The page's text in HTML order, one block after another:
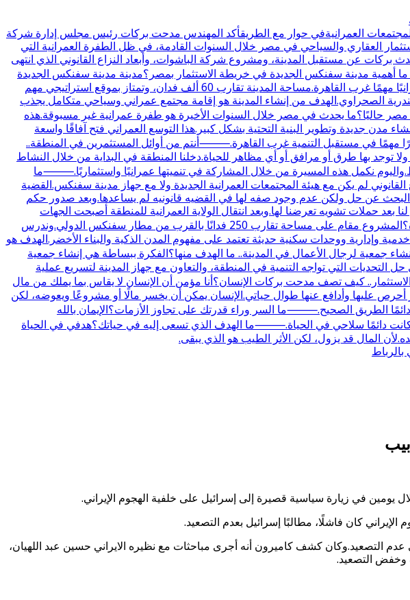
العمرانيةفي حوار مع الطريقأكد المهندس مدحت بركات رئيس مجلس إدارة شركة
العقاري والسياحي في مصر خلال السنوات القادمة، في ظل الطفرة العمرانية التي
بركات عن مستقبل المدينة، ومشروع شركة الباشوات، وأبعاد النزاع القانوني الذي انتهى
أهمية مدينة سفنكس الجديدة في خريطة الاستثمار بمصر؟مدينة مدينة سفنكس الجديدة
تم إنشاؤها بقرار مجلس الوزراء رقم 361 لسنة 2018، وهي واحدة من مدن الجيل الرابع التي تمثل امتدادًا عمرانيًا مهمًا غرب القاهرة.مساحة المدينة تقارب 60 ألف فدان، وتمتاز بموقع استراتيجي مهم
الصحراوي.الهدف من إنشاء المدينة هو إقامة مجتمع عمراني وسياحي متكامل يجذب
حاليًا؟ما يحدث في مصر خلال السنوات الأخيرة هو طفرة عمرانية غير مسبوقة.هذه
مدن جديدة وتطوير البنية التحتية بشكل كبير.هذا التوسع العمراني فتح آفاقًا واسعة
مهمًا في مستقبل التنمية غرب القاهرة.⸻أنتم من أوائل المستثمرين في المنطقة..
كانت المنطقة صحراء بالكامل ولا توجد بها طرق أو مرافق أو أي مظاهر للحياة.دخلنا المنطقة في البداية من خلال النشاط
نكمل هذه المسيرة من خلال المشاركة في تنميتها عمرانيًا واستثماريًا.⸻ما
لم يكن مع هيئة المجتمعات العمرانية الجديدة ولا مع جهاز مدينة سفنكس.القضية
في فترة سابقة على ثورة 25 يناير.بل الهيئه كانت تحاول البحث عن حل ولكن عدم وجود صفه لها في القضيه قانونيه لم يساعدها.وبعد صدور حكم
بعد حملات تشويه تعرضنا لها.وبعد انتقال الولاية العمرانية للمنطقة أصبحت الجهات
العمرانية مسؤولة عن تنفيذ الإجراءات الخاصة بالتنمية.⸻ما ملامح مشروع الباشوات في سفنكس الجديدة؟المشروع مقام على مساحة تقارب 250 فدانًا بالقرب من مطار سفنكس الدولي.وندرس
وإدارية ووحدات سكنية حديثة تعتمد على مفهوم المدن الذكية والبناء الأخضر.الهدف هو
لرجال الأعمال في المدينة.. ما الهدف منها؟الفكرة ببساطة هي إنشاء جمعية
التي تواجه التنمية في المنطقة، والتعاون مع جهاز المدينة لتسريع عملية
كيف تصف مدحت بركات الإنسان؟أنا مؤمن أن الإنسان لا يقاس بما يملك من مال
عليها وأدافع عنها طوال حياتي.الإنسان يمكن أن يخسر مالًا أو مشروعًا ويعوضه، لكن
الطريق الصحيح.⸻ما السر وراء قدرتك على تجاوز الأزمات؟الإيمان بالله
كانت دائمًا سلاحي في الحياة.⸻ما الهدف الذي تسعى إليه في حياتك؟هدفي في الحياة
المال قد يزول، لكن الأثر الطيب هو الذي يبقى.
يومين في زيارة سياسية قصيرة إلى إسرائيل على خلفية الهجوم الإيراني.
كان فاشلًا، مطالبًا إسرائيل بعدم التصعيد.
التصعيد.وكان كشف كاميرون أنه أجرى مباحثات مع نظيره الايراني حسين عبد اللهيان،
وخفض التصعيد.